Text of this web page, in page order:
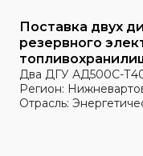
Поставка двух
резервного
Два ДГУ АД500С-
Регион:
Отрасль: